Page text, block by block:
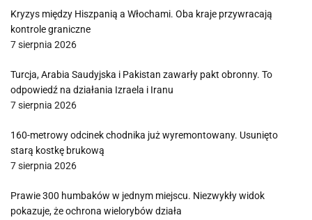
Kryzys między Hiszpanią a Włochami. Oba kraje przywracają
kontrole graniczne
7 sierpnia 2026
Turcja, Arabia Saudyjska i Pakistan zawarły pakt obronny. To
odpowiedź na działania Izraela i Iranu
7 sierpnia 2026
160-metrowy odcinek chodnika już wyremontowany. Usunięto
starą kostkę brukową
7 sierpnia 2026
Prawie 300 humbaków w jednym miejscu. Niezwykły widok
pokazuje, że ochrona wielorybów działa